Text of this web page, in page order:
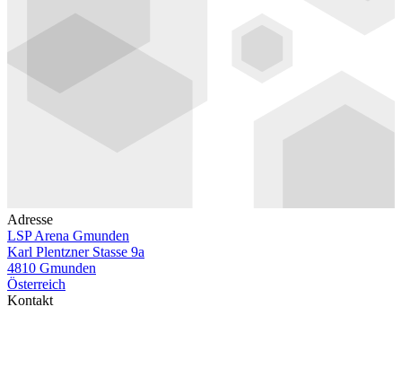
Adresse
LSP Arena Gmunden
Karl Plentzner Stasse 9a
4810 Gmunden
Österreich
Kontakt